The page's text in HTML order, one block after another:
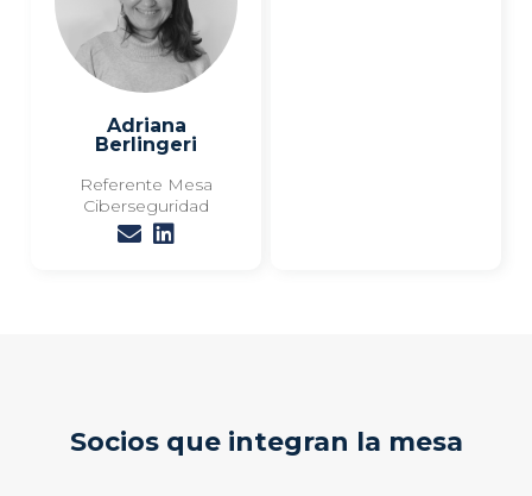
Adriana
Berlingeri
Referente Mesa
Ciberseguridad
Socios que integran la mesa